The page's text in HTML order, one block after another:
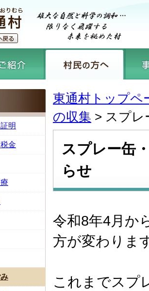
東通村トップペ
の収集 > スプレ
スプレー缶
らせ
令和8年4月か
方が変わりま
これまでスプ
明
金